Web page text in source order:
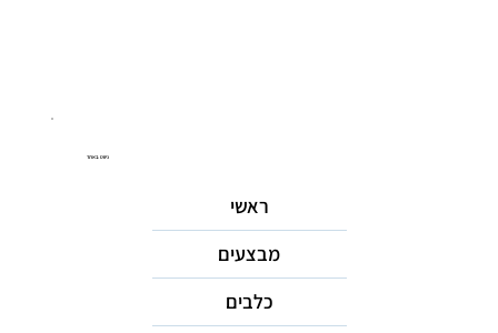
ניווט באתר
ראשי
מבצעים
כלבים